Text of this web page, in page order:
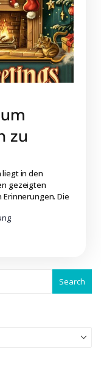
zu
liegt in den
gezeigten
Die
Search